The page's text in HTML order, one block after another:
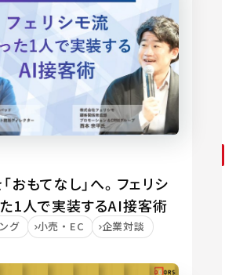
おもてなし」へ。フェリシ
た1人で実装するAI接客術
グ 小売・EC 企業対談